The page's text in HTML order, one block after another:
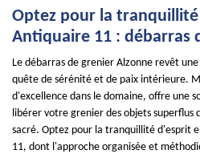
Optez pour la
Antiquaire 11 : débarras
Le débarras de grenier Alzonne revêt
quête de sérénité et de paix intérieure.
d'excellence dans le domaine, offre une
libérer votre grenier des objets superflus
sacré. Optez pour la tranquillité d'esprit
11, dont l'approche organisée et